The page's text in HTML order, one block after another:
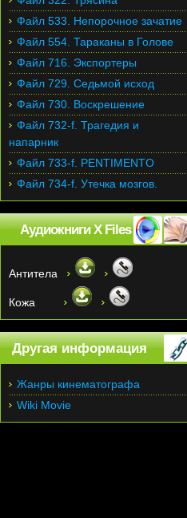
Файл 533. Непорочное зачатие
Файл 554. Тараканы в Голове
Файл 716. Экспортеры
Файл 729. Седьмой исход
Файл 730. Воскрешение
Файл 732-f. Трагедия и
напарник
Файл 733-f. PENTIMENTO
Файл 734-f. Утечка мозгов.
Аудиокниги X Files
Антитела
Кожа
Другая информация
Жанры кинематографа
Wiki Movie